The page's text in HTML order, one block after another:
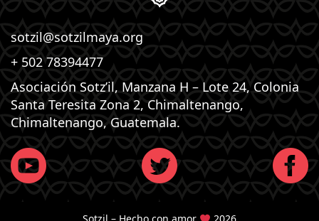
sotzil@sotzilmaya.org
+ 502 78394477
Asociación Sotz’il, Manzana H – Lote 24, Colonia
Santa Teresita Zona 2, Chimaltenango,
Chimaltenango, Guatemala.